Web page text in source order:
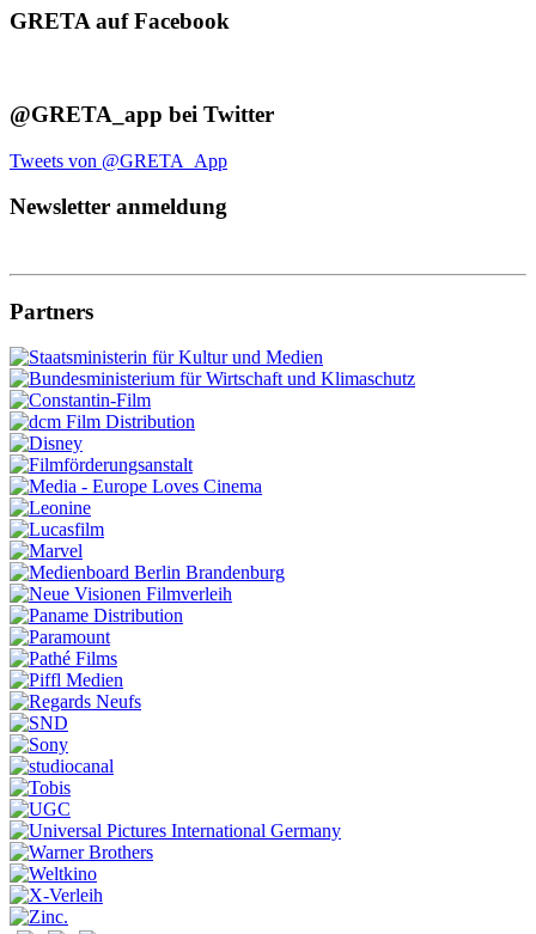
GRETA auf Facebook
@GRETA_app bei Twitter
Tweets von @GRETA_App
Newsletter anmeldung
Partners